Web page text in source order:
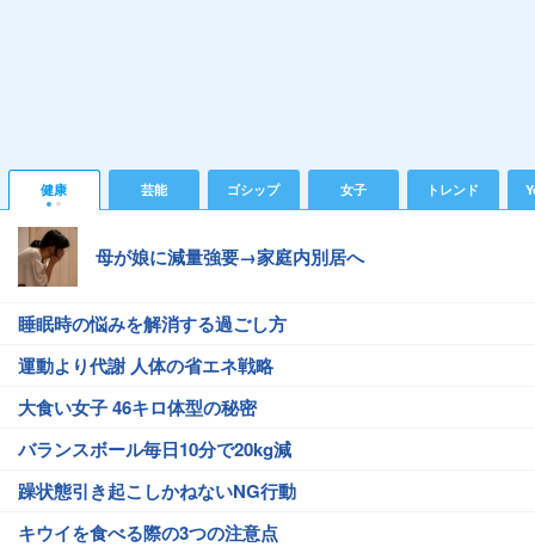
健康 芸能 ゴシップ 女子 トレンド
母が娘に減量強要→家庭内別居へ
睡眠時の悩みを解消する過ごし方
運動より代謝 人体の省エネ戦略
大食い女子 46キロ体型の秘密
バランスボール毎日10分で20kg減
躁状態引き起こしかねないNG行動
キウイを食べる際の3つの注意点